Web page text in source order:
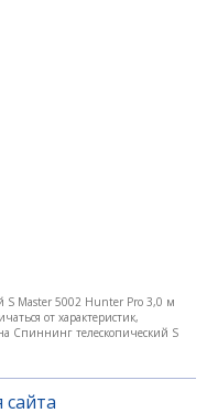
Master 5002 Hunter Pro 3,0 м
от характеристик,
Спиннинг телескопический S
сайта